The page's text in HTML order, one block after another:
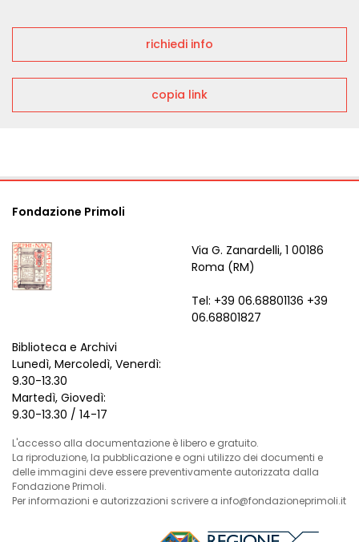
richiedi info
copia link
Fondazione Primoli
Via G. Zanardelli, 1 00186
Roma (RM)
Tel: +39 06.68801136 +39
06.68801827
Biblioteca e Archivi
Lunedì, Mercoledì, Venerdì:
9.30-13.30
Martedì, Giovedì:
9.30-13.30 / 14-17
L'accesso alla documentazione è libero e gratuito.
La riproduzione, la pubblicazione e ogni utilizzo dei documenti e
delle immagini deve essere preventivamente autorizzata dalla
Fondazione Primoli.
Per informazioni e autorizzazioni scrivere a info@fondazioneprimoli.it